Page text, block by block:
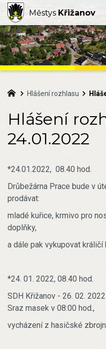
Hlášení rozhlasu
Hlášení
24.01.2022
*24.01.2022, 08.40 hod.
Drůbežárna Prace bude v
prodávat:
mladé kuřice, krmivo pro
doplňky,
a dále pak vykupovat
*24. 01. 2022, 08.40 hod.
SDH Křižanov - 26. 02.
Sraz masek v 08:00 hod.,
vycházení z hasičské
Městys Křižanov